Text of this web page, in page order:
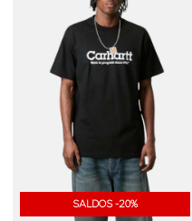
SALDOS -20%